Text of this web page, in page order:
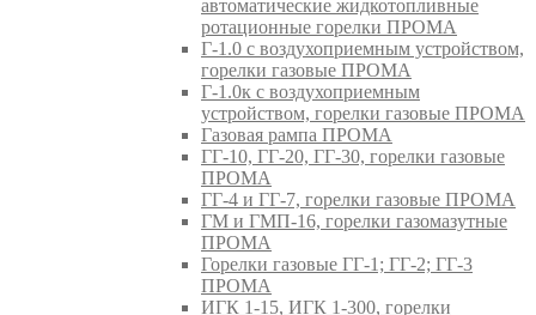
автоматические жидкотопливные
ротационные горелки ПРОМА
Г-1.0 с воздухоприемным устройством,
горелки газовые ПРОМА
Г-1.0к с воздухоприемным
устройством, горелки газовые ПРОМА
Газовая рампа ПРОМА
ГГ-10, ГГ-20, ГГ-30, горелки газовые
ПРОМА
ГГ-4 и ГГ-7, горелки газовые ПРОМА
ГМ и ГМП-16, горелки газомазутные
ПРОМА
Горелки газовые ГГ-1; ГГ-2; ГГ-3
ПРОМА
ИГК 1-15, ИГК 1-300, горелки